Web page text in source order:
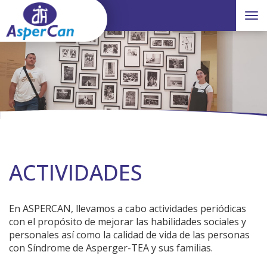
ACTIVIDADES
En ASPERCAN, llevamos a cabo actividades periódicas
con el propósito de mejorar las habilidades sociales y
personales así como la calidad de vida de las personas
con Síndrome de Asperger-TEA y sus familias.